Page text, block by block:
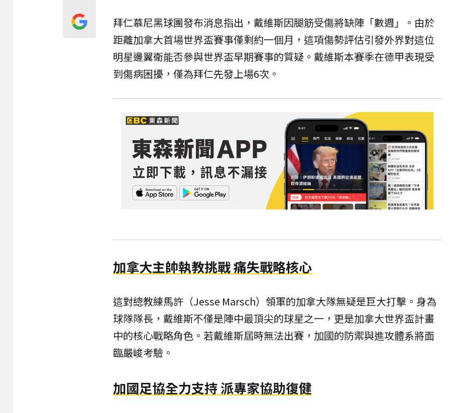
拜仁慕尼黑球團發布消息指出，戴維斯因腿筋受傷將缺陣「數週」。由於
距離加拿大首場世界盃賽事僅剩約一個月，這項傷勢評估引發外界對這位
明星邊翼衛能否參與世界盃早期賽事的質疑。戴維斯本賽季在德甲表現受
到傷病困擾，僅為拜仁先發上場6次。
加拿大主帥執教挑戰 痛失戰略核心
這對總教練馬許（Jesse Marsch）領軍的加拿大隊無疑是巨大打擊。身為
球隊隊長，戴維斯不僅是陣中最頂尖的球星之一，更是加拿大世界盃計畫
中的核心戰略角色。若戴維斯屆時無法出賽，加國的防禦與進攻體系將面
臨嚴峻考驗。
加國足協全力支持 派專家協助復健